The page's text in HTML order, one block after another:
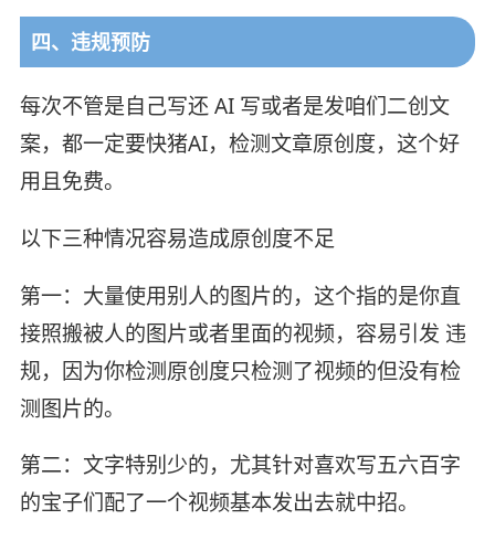
四、违规预防
每次不管是自己写还 AI 写或者是发咱们二创文
案，都一定要快猪AI，检测文章原创度，这个好
用且免费。
以下三种情况容易造成原创度不足
第一：大量使用别人的图片的，这个指的是你直
接照搬被人的图片或者里面的视频，容易引发 违
规，因为你检测原创度只检测了视频的但没有检
测图片的。
第二：文字特别少的，尤其针对喜欢写五六百字
的宝子们配了一个视频基本发出去就中招。